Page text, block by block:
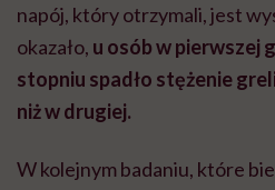
napój, który otrzymali, jest
okazało, u osób w pierwszej
stopniu spadło stężenie
niż w drugiej.
W kolejnym badaniu, które